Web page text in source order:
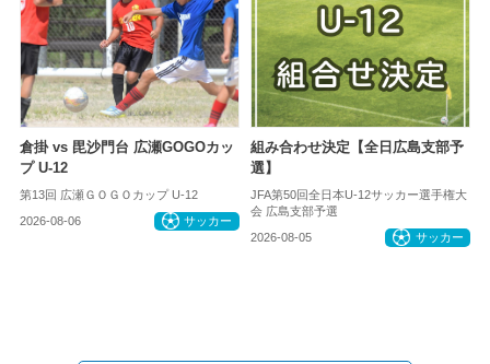
倉掛 vs 毘沙門台 広瀬GOGOカッ
プ U-12
第13回 広瀬ＧＯＧＯカップ U-12
2026-08-06 サッカー
組み合わせ決定【全日広島支部予
選】
JFA第50回全日本U-12サッカー選手権大
会 広島支部予選
2026-08-05 サッカー